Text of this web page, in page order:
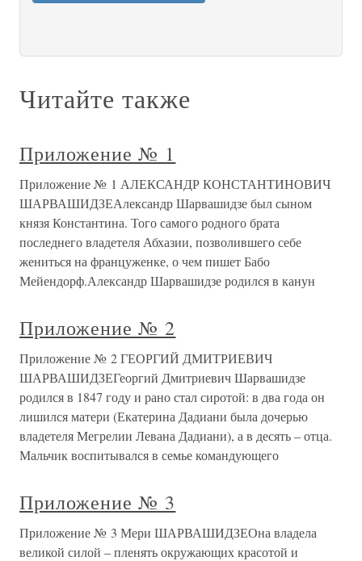
Читайте также
Приложение № 1
Приложение № 1 АЛЕКСАНДР КОНСТАНТИНОВИЧ
ШАРВАШИДЗЕАлександр Шарвашидзе был сыном
князя Константина. Того самого родного брата
последнего владетеля Абхазии, позволившего себе
жениться на француженке, о чем пишет Бабо
Мейендорф.Александр Шарвашидзе родился в канун
Приложение № 2
Приложение № 2 ГЕОРГИЙ ДМИТРИЕВИЧ
ШАРВАШИДЗЕГеоргий Дмитриевич Шарвашидзе
родился в 1847 году и рано стал сиротой: в два года он
лишился матери (Екатерина Дадиани была дочерью
владетеля Мегрелии Левана Дадиани), а в десять – отца.
Мальчик воспитывался в семье командующего
Приложение № 3
Приложение № 3 Мери ШАРВАШИДЗЕОна владела
великой силой – пленять окружающих красотой и